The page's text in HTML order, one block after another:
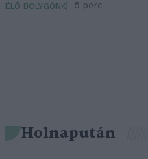
ÉLŐ BOLYGÓNK 5 perc
Holnapután